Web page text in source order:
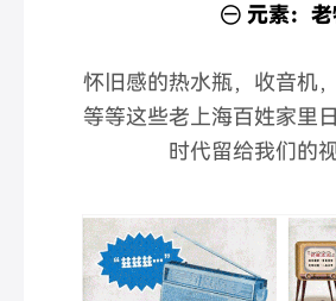
㊀ 元素：
怀旧感的热水瓶，收音机
等等这些老上海百姓家里
时代留给我们的